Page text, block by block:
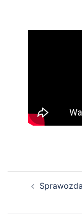
navigation